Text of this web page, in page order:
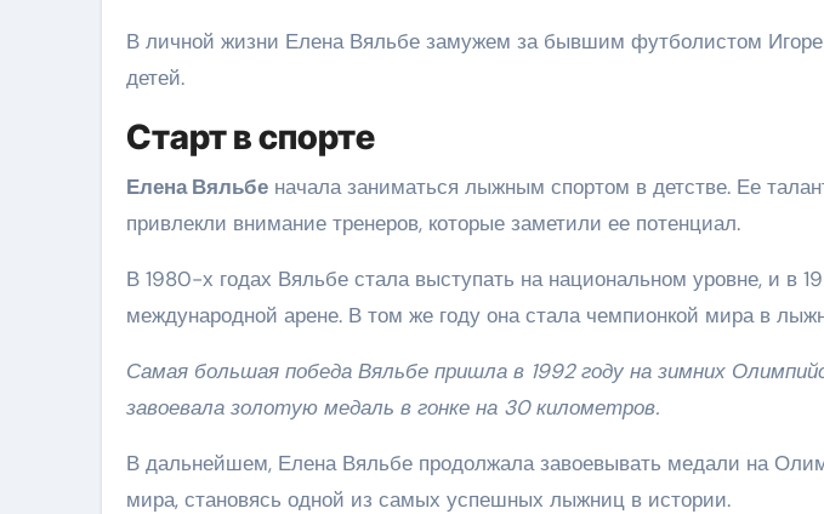
В личной жизни Елена Вяльбе замужем за бывшим футболистом
детей.
Старт в спорте
Елена Вяльбе начала заниматься лыжным спортом в детстве. Ее
привлекли внимание тренеров, которые заметили ее потенциал.
В 1980-х годах Вяльбе стала выступать на национальном уровне, и в
международной арене. В том же году она стала чемпионкой мира в
Самая большая победа Вяльбе пришла в 1992 году на зимних
завоевала золотую медаль в гонке на 30 километров.
В дальнейшем, Елена Вяльбе продолжала завоевывать медали на
мира, становясь одной из самых успешных лыжниц в истории.